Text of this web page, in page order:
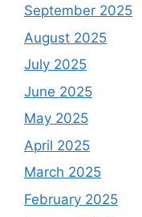
September 2025
August 2025
July 2025
June 2025
May 2025
April 2025
March 2025
February 2025